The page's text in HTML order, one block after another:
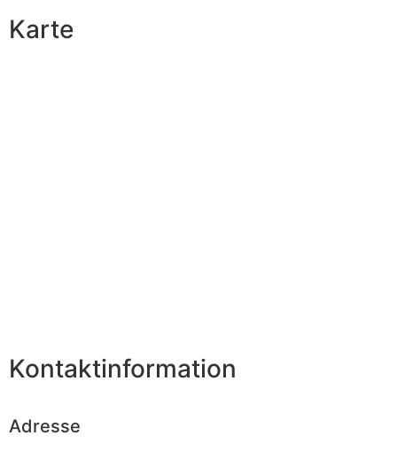
Karte
Kontaktinformation
Adresse